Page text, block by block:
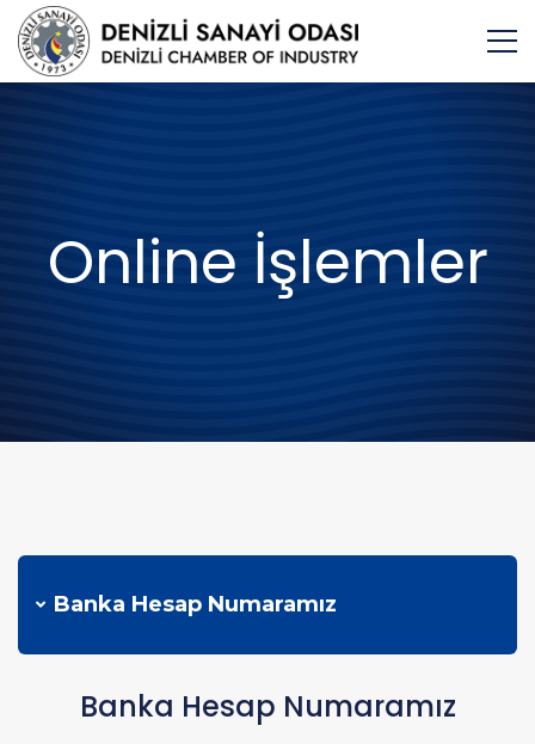
Online İşlemler
Banka Hesap Numaramız
Banka Hesap Numaramız